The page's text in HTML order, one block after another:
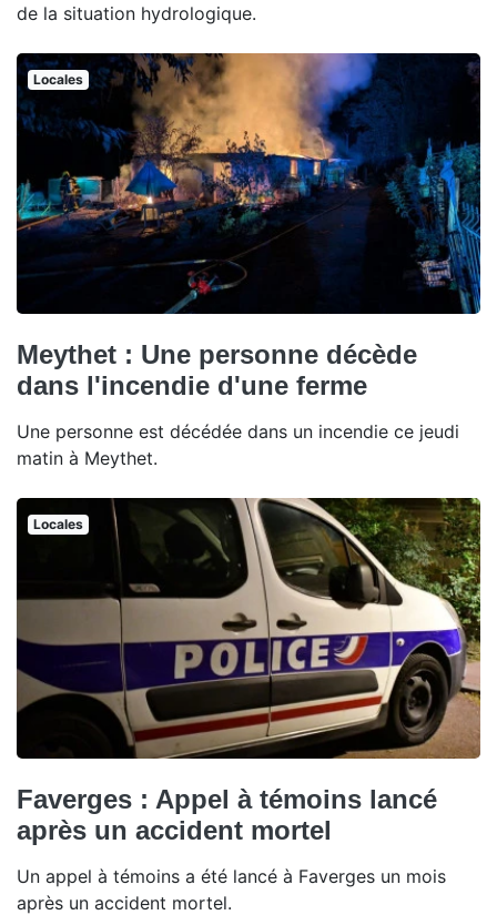
de la situation hydrologique.
Locales
Meythet : Une personne décède
dans l'incendie d'une ferme
Une personne est décédée dans un incendie ce jeudi
matin à Meythet.
Locales
Faverges : Appel à témoins lancé
après un accident mortel
Un appel à témoins a été lancé à Faverges un mois
après un accident mortel.